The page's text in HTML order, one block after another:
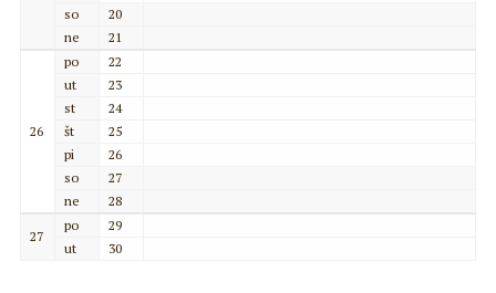
so
20
ne
21
26
po
22
ut
23
st
24
št
25
pi
26
so
27
ne
28
27
po
29
ut
30